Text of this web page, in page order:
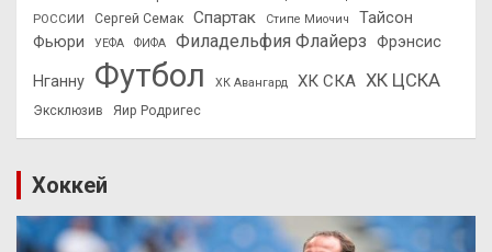
РОССИИ
Сергей Семак Спартак Стипе Миочич
Тайсон
Фьюри
УЕФА ФИФА Филадельфия Флайерз Фрэнсис
Нганну Футбол ХК Авангард ХК СКА ХК ЦСКА
Эксклюзив Яир Родригес
Хоккей